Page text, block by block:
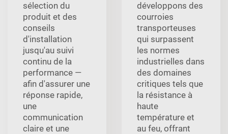
sélection du
produit et des
conseils
d'installation
jusqu'au suivi
continu de la
performance —
afin d'assurer une
réponse rapide,
une
communication
claire et une
développons des
courroies
transporteuses
qui surpassent
les normes
industrielles dans
des domaines
critiques tels que
la résistance à
haute
température et
au feu, offrant